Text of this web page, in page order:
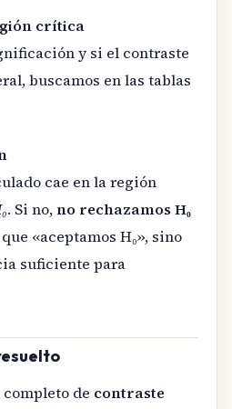
crítica
y si el contraste
buscamos en las tablas
cae en la región
. Si no,no rechazamos H₀
«aceptamos H₀», sino
suficiente para
de contraste